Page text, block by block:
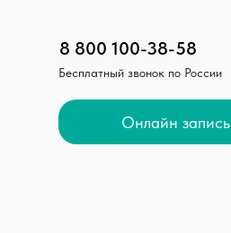
Онлайн запись
8 800 100-38-58
Бесплатный звонок по России